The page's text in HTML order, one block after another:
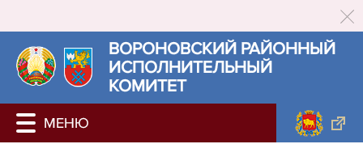
ВОРОНОВСКИЙ РАЙОННЫЙ
ИСПОЛНИТЕЛЬНЫЙ
КОМИТЕТ